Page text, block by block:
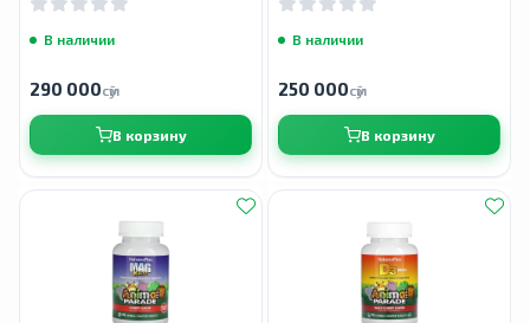
таблеток
В наличии
290 000сӯм
В корзину
таблеток
В наличии
250 000сӯм
В корзину